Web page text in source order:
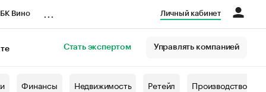
Вино Личный кабинет
Стать экспертом Управлять компанией
Финансы Недвижимость Ретейл Производство